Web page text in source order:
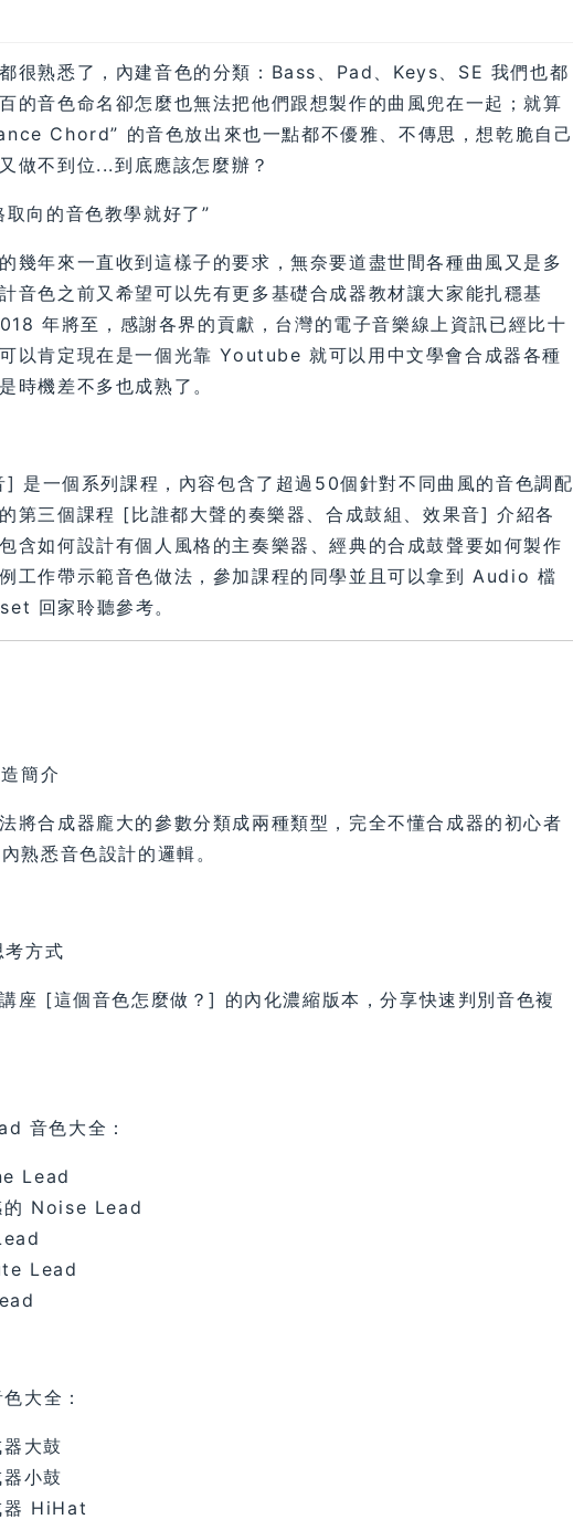
很熟悉了，內建音色的分類：Bass、Pad、Keys、SE 我們也都
的音色命名卻怎麼也無法把他們跟想製作的曲風兜在一起；就算
Chord” 的音色放出來也一點都不優雅、不傳思，想乾脆自己
做不到位...到底應該怎麼辦？
取向的音色教學就好了”
幾年來一直收到這樣子的要求，無奈要道盡世間各種曲風又是多
音色之前又希望可以先有更多基礎合成器教材讓大家能扎穩基
年將至，感謝各界的貢獻，台灣的電子音樂線上資訊已經比十
以肯定現在是一個光靠 Youtube 就可以用中文學會合成器各種
時機差不多也成熟了。
] 是一個系列課程，內容包含了超過50個針對不同曲風的音色調配
第三個課程 [比誰都大聲的奏樂器、合成鼓組、效果音] 介紹各
含如何設計有個人風格的主奏樂器、經典的合成鼓聲要如何製作
工作帶示範音色做法，參加課程的同學並且可以拿到 Audio 檔
回家聆聽參考。
簡介
將合成器龐大的參數分類成兩種類型，完全不懂合成器的初心者
熟悉音色設計的邏輯。
方式
座 [這個音色怎麼做？] 的內化濃縮版本，分享快速判別音色複
音色大全：
Lead
的 Noise Lead
Lead
大全：
大鼓
小鼓
器 HiHat